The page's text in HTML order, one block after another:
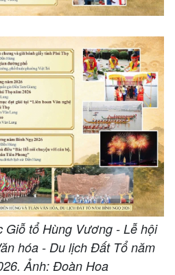
tổ Hùng Vương - Lễ hội
hóa - Du lịch Đất Tổ năm
Ảnh: Đoàn Hoa